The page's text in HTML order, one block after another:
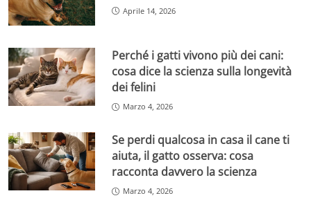
Aprile 14, 2026
Perché i gatti vivono più dei cani:
cosa dice la scienza sulla longevità
dei felini
Marzo 4, 2026
Se perdi qualcosa in casa il cane ti
aiuta, il gatto osserva: cosa
racconta davvero la scienza
Marzo 4, 2026